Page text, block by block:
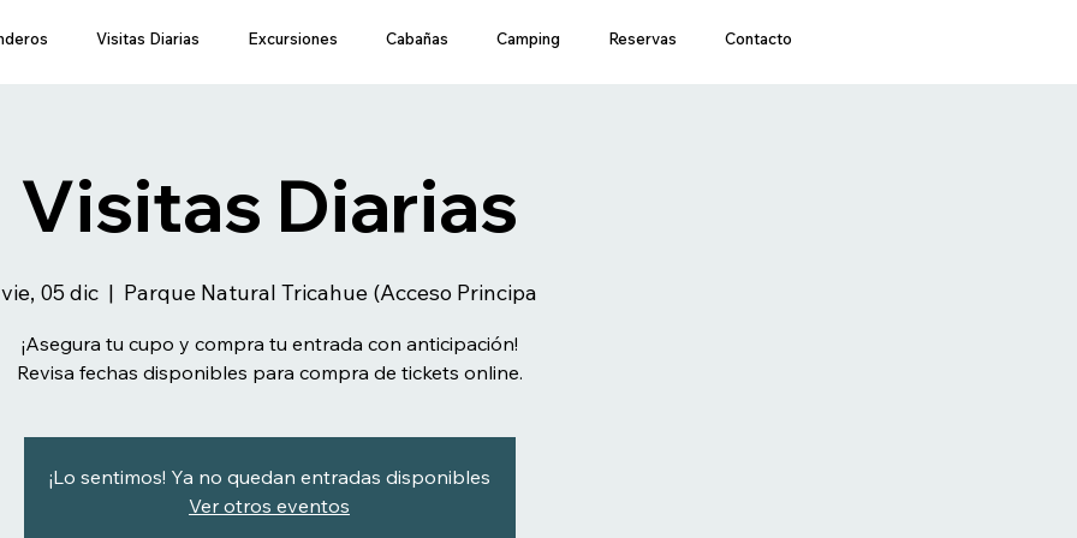
Visitas Diarias Excursiones Cabañas Camping Reservas Contacto
Visitas Diarias
vie, 05 dic
  |
Parque Natural Tricahue (Acceso Principa
¡Asegura tu cupo y compra tu entrada con anticipación!
Revisa fechas disponibles para compra de tickets online.
¡Lo sentimos! Ya no quedan entradas disponibles
Ver otros eventos